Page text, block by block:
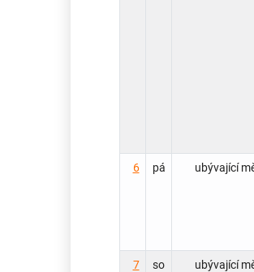
6 pá ubývající
7 so ubývající